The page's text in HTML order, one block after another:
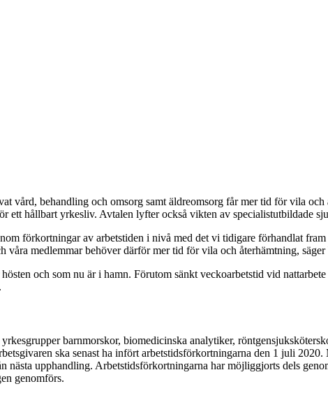
vård, behandling och omsorg samt äldreomsorg får mer tid för vila
ett hållbart yrkesliv. Avtalen lyfter också vikten av specialistutbildade
förkortningar av arbetstiden i nivå med det vi tidigare förhandlat
våra medlemmar behöver därför mer tid för vila och återhämtning,
och som nu är i hamn. Förutom sänkt veckoarbetstid vid
barnmorskor, biomedicinska analytiker,
ska senast ha infört arbetstidsförkortningarna den 1 juli
nästa upphandling. Arbetstidsförkortningarna har möjliggjorts dels
genomförs.